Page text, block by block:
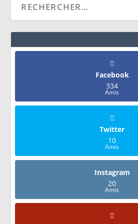
Facebook
334
Amis
Twitter
10
Amis
Instagram
20
Amis